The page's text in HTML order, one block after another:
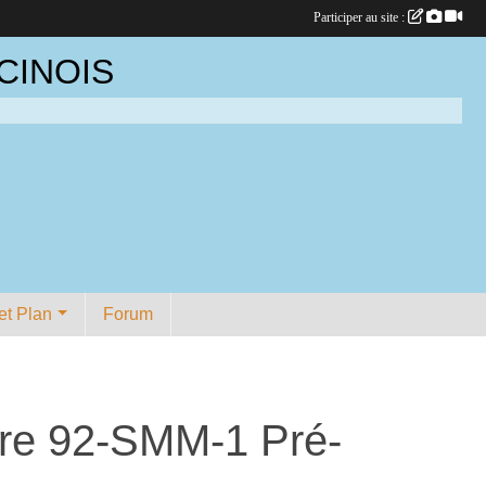
Plan Forum
92-SMM-1 Pré-
Participer au site :